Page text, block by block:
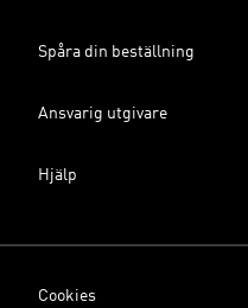
Spåra din beställning
Ansvarig utgivare
Hjälp
Cookies